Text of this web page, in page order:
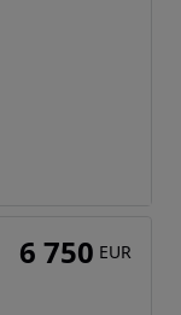
6 750 EUR